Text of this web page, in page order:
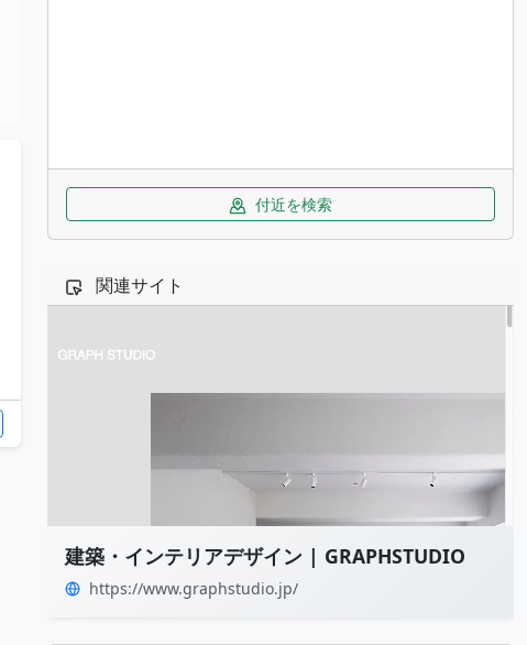
付近を検索
関連サイト
建築・インテリアデザイン | GRAPHSTUDIO
https://www.graphstudio.jp/